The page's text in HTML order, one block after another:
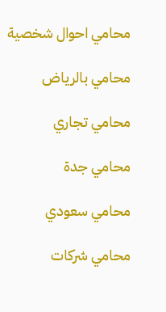
محامي احوال شخصية
محامي بالرياض
محامي تجاري
محامي جدة
محامي سعودي
محامي شركات